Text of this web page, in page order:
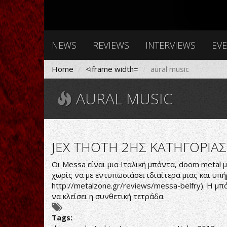
NEWS REVIEWS INTERVIEWS
Home <iframe width= aural music
AURAL MUSIC
JEX THOTH 2ΗΣ ΚΑΤΗΓΟΡΙΑΣ
Οι Messa είναι μια Ιταλική μπάντα, doom metal
χωρίς να με εντυπωσιάσει ιδιαίτερα μιας και
http://metalzone.gr/reviews/messa-belfry). Η
να κλείσει η συνθετική τετράδα.
Tags: